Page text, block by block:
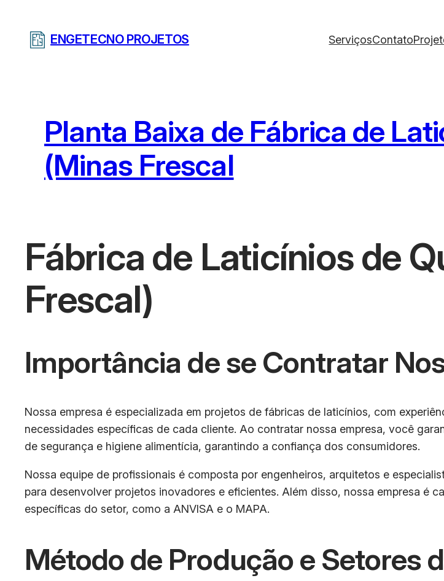
ENGETECNO PROJETOS ServiçosContato
Planta Baixa de Fábrica de
(Minas Frescal
Fábrica de Laticínios de
Frescal)
Importância de se Contratar
Nossa empresa é especializada em projetos de fábricas de laticínios, com
necessidades específicas de cada cliente. Ao contratar nossa empresa, você
de segurança e higiene alimentícia, garantindo a confiança dos consumidores.
Nossa equipe de profissionais é composta por engenheiros, arquitetos e
para desenvolver projetos inovadores e eficientes. Além disso, nossa empresa é
específicas do setor, como a ANVISA e o MAPA.
Método de Produção e Setores